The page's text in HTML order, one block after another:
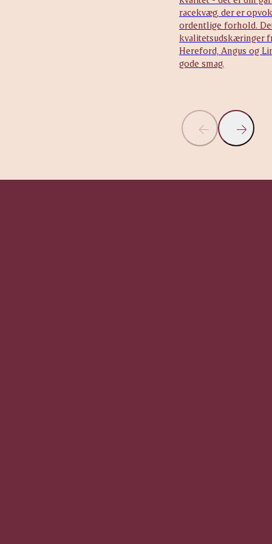
racekvæg, der er
ordentlige forhold.
kvalitetsudskæringer
Hereford, Angus og
gode smag.